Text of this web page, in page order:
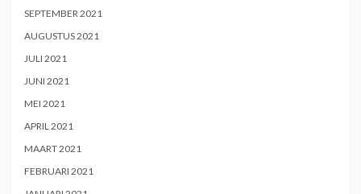
SEPTEMBER 2021
AUGUSTUS 2021
JULI 2021
JUNI 2021
MEI 2021
APRIL 2021
MAART 2021
FEBRUARI 2021